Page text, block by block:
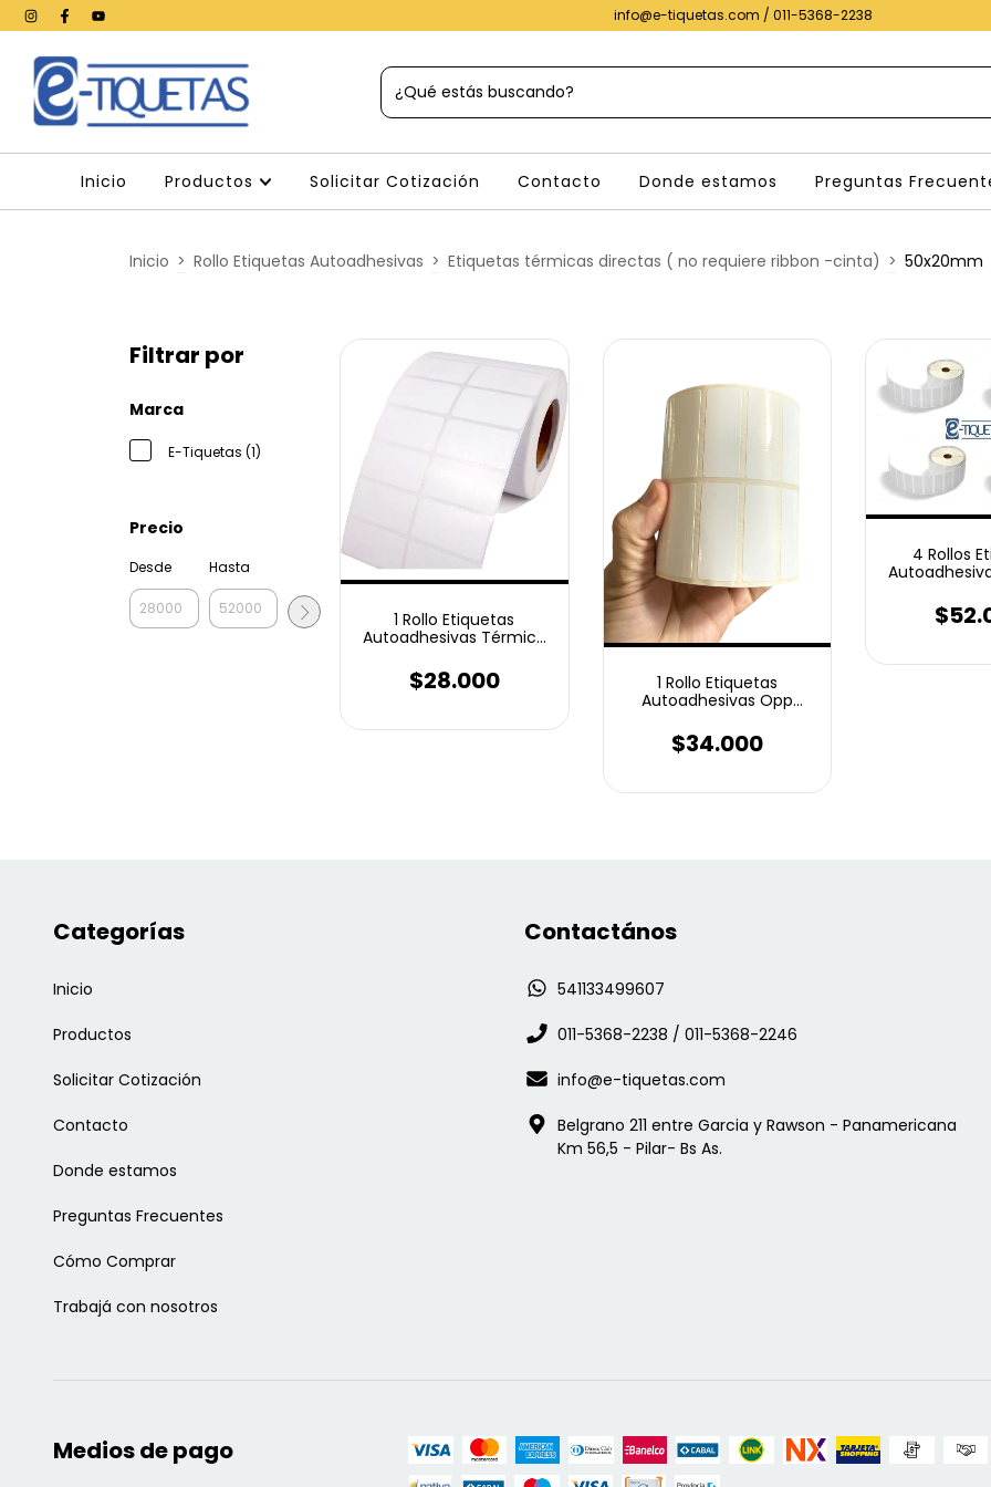
info@e-tiquetas.com / 011-5368-2238
Inicio Productos Solicitar Cotización Contacto Donde estamos Preguntas
Inicio > Rollo Etiquetas Autoadhesivas > Etiquetas térmicas directas ( no requiere ribbon -cinta) > 50x20mm
Filtrar por
Marca
E-Tiquetas (1)
Precio
Desde Hasta
1 Rollo Etiquetas
Autoadhesivas Térmico
4000 unidades
$28.000
1 Rollo Etiquetas
Autoadhesivas Opp
4000 unidades
$34.000
4 Rollos
Categorías
Inicio
Productos
Solicitar Cotización
Contacto
Donde estamos
Preguntas Frecuentes
Cómo Comprar
Trabajá con nosotros
Contactános
541133499607
011-5368-2238 / 011-5368-2246
info@e-tiquetas.com
Belgrano 211 entre Garcia y Rawson - Panamericana
Km 56,5 - Pilar- Bs As.
Medios de pago